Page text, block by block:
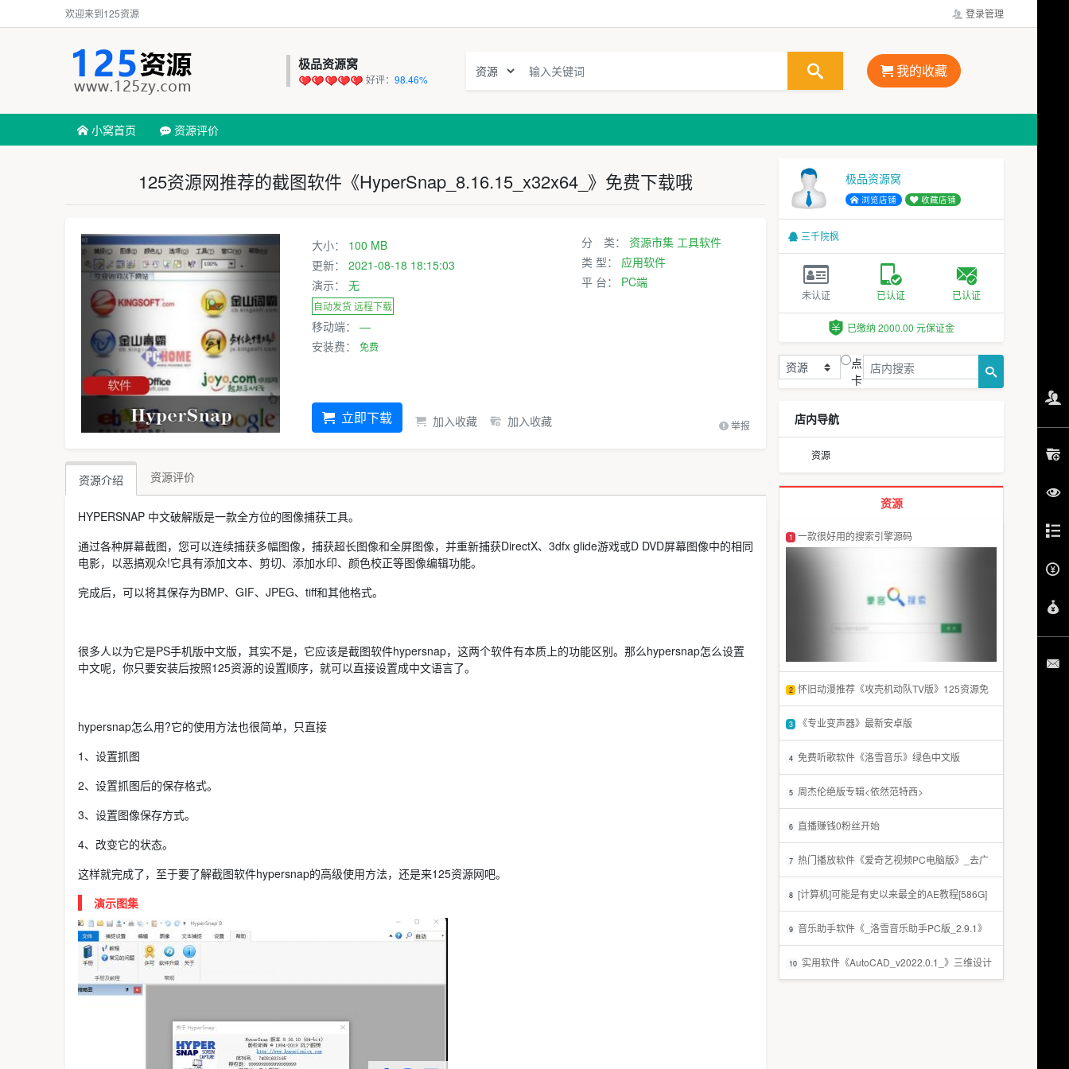
欢迎来到125资源 登录管理
极品资源窝
好评： 98.46% 我的收藏
小窝首页 资源评价
125资源网推荐的截图软件《HyperSnap_8.16.15_x32x64_》免费下载哦
大小：
100 MB
更新：
2021-08-18 18:15:03
演示：
无
自动发货 远程下载
移动端：
—
安装费：
免费
分 类： 资源市集 工具软件
类 型：
应用软件
平 台：
PC端
立即下载 加入收藏 加入收藏 举报
资源介绍 资源评价
HYPERSNAP 中文破解版是一款全方位的图像捕获工具。
通过各种屏幕截图，您可以连续捕获多幅图像，捕获超长图像和全屏图像，并重新捕获DirectX、3dfx glide游戏或D DVD屏幕图像中的相同
电影，以恶搞观众!它具有添加文本、剪切、添加水印、颜色校正等图像编辑功能。
完成后，可以将其保存为BMP、GIF、JPEG、tiff和其他格式。
很多人以为它是PS手机版中文版，其实不是，它应该是截图软件hypersnap，这两个软件有本质上的功能区别。那么hypersnap怎么设置
中文呢，你只要安装后按照125资源的设置顺序，就可以直接设置成中文语言了。
hypersnap怎么用?它的使用方法也很简单，只直接
1、设置抓图
2、设置抓图后的保存格式。
3、设置图像保存方式。
4、改变它的状态。
这样就完成了，至于要了解截图软件hypersnap的高级使用方法，还是来125资源网吧。
演示图集
极品资源窝
浏览店铺 收藏店铺
三千院枫
未认证 已认证 已认证
已缴纳 2000.00 元保证金
点
卡
店内导航
资源
资源
1 一款很好用的搜索引擎源码
2 怀旧动漫推荐《攻壳机动队TV版》125资源免
费下载
3 《专业变声器》最新安卓版
4 免费听歌软件《洛雪音乐》绿色中文版
5 周杰伦绝版专辑<依然范特西>
6 直播赚钱0粉丝开始
7 热门播放软件《爱奇艺视频PC电脑版》_去广
告免费版
8 [计算机]可能是有史以来最全的AE教程[586G]
9 音乐助手软件《_洛雪音乐助手PC版_2.9.1》
免费赠送
10 实用软件《AutoCAD_v2022.0.1_》三维设计
软件推荐